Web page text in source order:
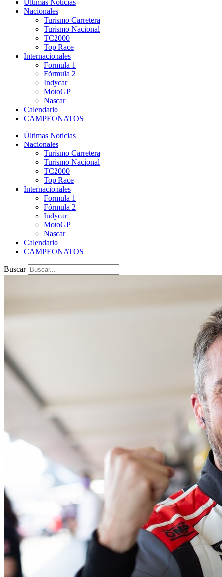
Últimas Noticias
Nacionales
Turismo Carretera
Turismo Nacional
TC2000
Top Race
Internacionales
Formula 1
Fórmula 2
Indycar
MotoGP
Nascar
Calendario
CAMPEONATOS
Últimas Noticias
Nacionales
Turismo Carretera
Turismo Nacional
TC2000
Top Race
Internacionales
Formula 1
Fórmula 2
Indycar
MotoGP
Nascar
Calendario
CAMPEONATOS
Buscar